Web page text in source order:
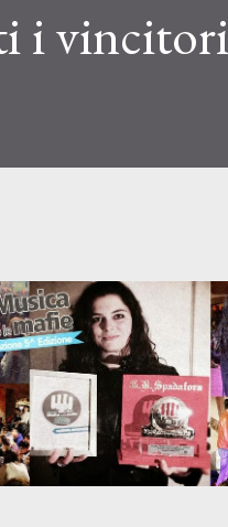
i